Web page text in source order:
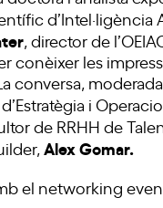
d’Intel·ligència
, director de
conèixer les
conversa,
i
de RRHH de
Alex Gomar.
el networking